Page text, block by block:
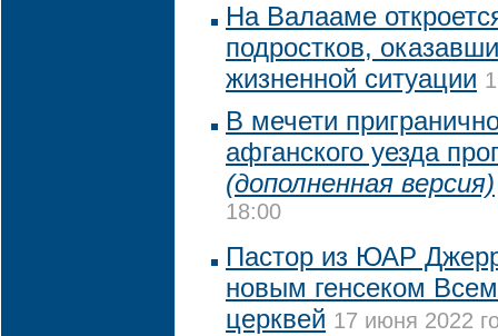
На Валааме
подростков,
жизненной ситуации
В мечети
афганского уезда
(дополненная версия)
18:00
Пастор из ЮАР
новым генсеком
церквей 17 июня 2022